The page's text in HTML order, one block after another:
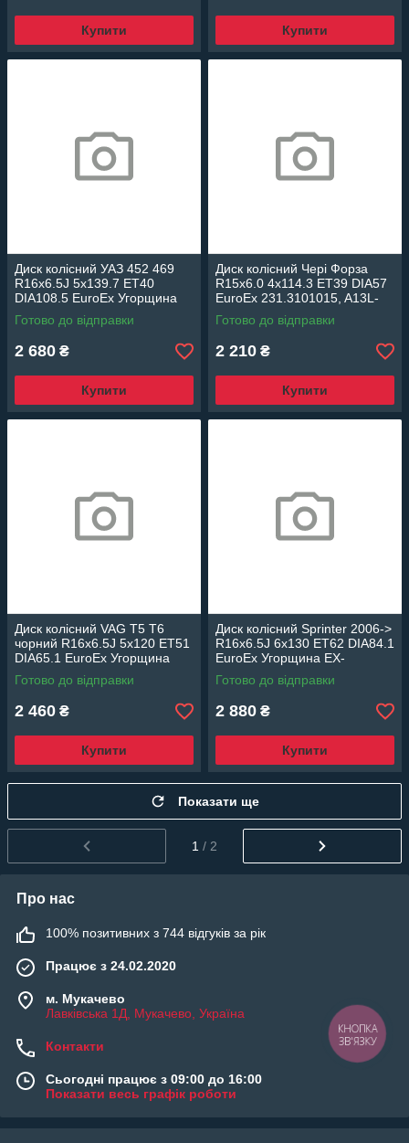
Купити Купити
Диск колісний УАЗ 452 469
R16x6.5J 5x139.7 ET40
DIA108.5 EuroEx Угорщина
452-3101015 EX-452R16
Готово до відправки
2 680 ₴
Купити
Диск колісний Чері Форза
R15x6.0 4x114.3 ET39 DIA57
EuroEx 231.3101015, A13L-
3101015
Готово до відправки
2 210 ₴
Купити
Диск колісний VAG T5 T6
чорний R16x6.5J 5x120 ET51
DIA65.1 EuroEx Угорщина
EX-T-5-6R16B
Готово до відправки
2 460 ₴
Купити
Диск колісний Sprinter 2006->
R16x6.5J 6x130 ET62 DIA84.1
EuroEx Угорщина EX-
SPRR16S
Готово до відправки
2 880 ₴
Купити
Показати ще
1 / 2
Про нас
100% позитивних з 744 відгуків за рік
Працює з 24.02.2020
м. Мукачево
Лавківська 1Д, Мукачево, Україна
Контакти
Сьогодні працює з 09:00 до 16:00
Показати весь графік роботи
КНОПКА
ЗВ'ЯЗКУ